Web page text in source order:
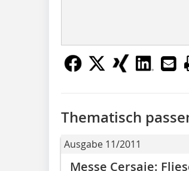
Thematisch
Ausgabe 11/2011
Messe Cersaie: